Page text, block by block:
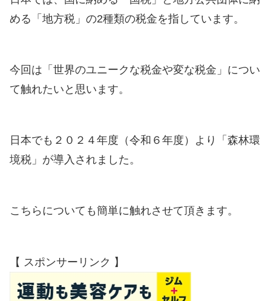
める「地方税」の2種類の税金を指しています。
今回は「世界のユニークな税金や変な税金」につい
て触れたいと思います。
日本でも２０２４年度（令和６年度）より「森林環
境税」が導入されました。
こちらについても簡単に触れさせて頂きます。
【 スポンサーリンク 】